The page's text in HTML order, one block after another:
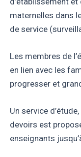
maternelles dans
de service
Les membres de
en lien avec les
progresser et
Un service
devoirs est
enseignants